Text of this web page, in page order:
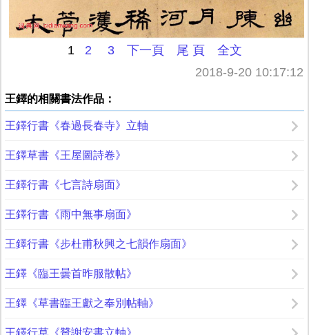
1 2 3 下一頁 尾 頁
全文
2018-9-20 10:17:12
王鐸的相關書法作品：
王鐸行書《春過長春寺》立軸
王鐸草書《王屋圖詩卷》
王鐸行書《七言詩扇面》
王鐸行書《雨中無事扇面》
王鐸行書《步杜甫秋興之七韻作扇面》
王鐸《臨王曇首昨服散帖》
王鐸《草書臨王獻之奉別帖軸》